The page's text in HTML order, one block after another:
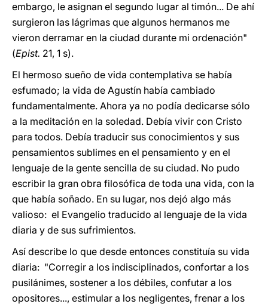
embargo, le asignan el segundo lugar al timón... De ahí
surgieron las lágrimas que algunos hermanos me
vieron derramar en la ciudad durante mi ordenación"
(Epist. 21, 1 s).
El hermoso sueño de vida contemplativa se había
esfumado; la vida de Agustín había cambiado
fundamentalmente. Ahora ya no podía dedicarse sólo
a la meditación en la soledad. Debía vivir con Cristo
para todos. Debía traducir sus conocimientos y sus
pensamientos sublimes en el pensamiento y en el
lenguaje de la gente sencilla de su ciudad. No pudo
escribir la gran obra filosófica de toda una vida, con la
que había soñado. En su lugar, nos dejó algo más
valioso: el Evangelio traducido al lenguaje de la vida
diaria y de sus sufrimientos.
Así describe lo que desde entonces constituía su vida
diaria: "Corregir a los indisciplinados, confortar a los
pusilánimes, sostener a los débiles, confutar a los
opositores..., estimular a los negligentes, frenar a los